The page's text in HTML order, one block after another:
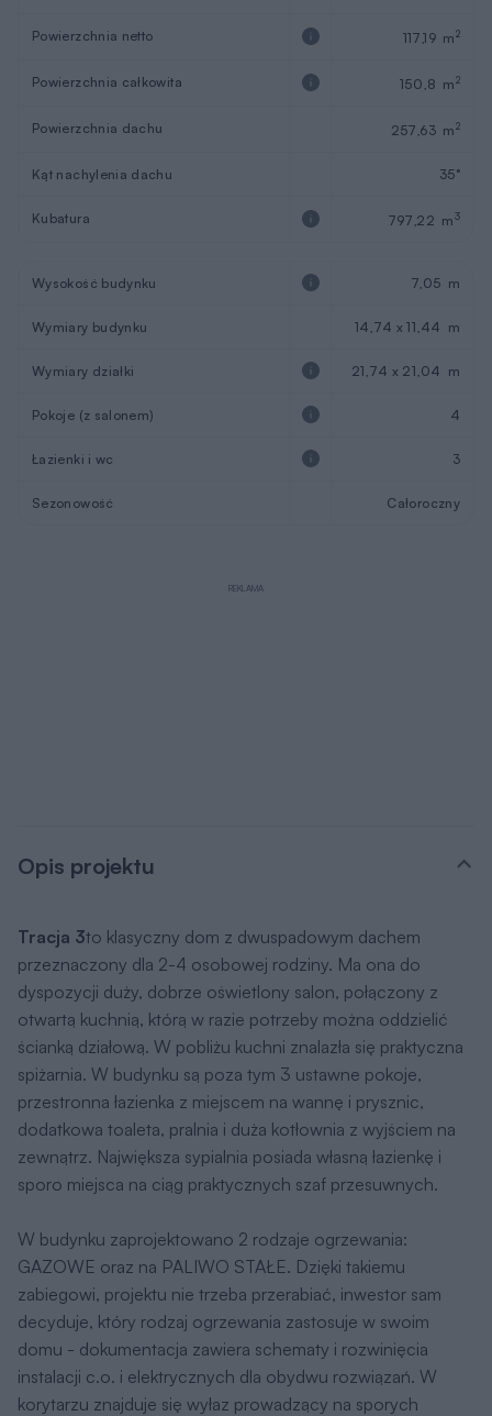
Powierzchnia netto 117,19 m2
Powierzchnia całkowita 150,8 m2
Powierzchnia dachu 257,63 m2
Kąt nachylenia dachu 35°
Kubatura 797,22 m3
Wysokość budynku 7,05 m
Wymiary budynku 14,74 x 11,44 m
Wymiary działki 21,74 x 21,04 m
Pokoje (z salonem) 4
Łazienki i wc 3
Sezonowość Całoroczny
REKLAMA
Opis projektu
Tracja 3to klasyczny dom z dwuspadowym dachem
przeznaczony dla 2-4 osobowej rodziny. Ma ona do
dyspozycji duży, dobrze oświetlony salon, połączony z
otwartą kuchnią, którą w razie potrzeby można oddzielić
ścianką działową. W pobliżu kuchni znalazła się praktyczna
spiżarnia. W budynku są poza tym 3 ustawne pokoje,
przestronna łazienka z miejscem na wannę i prysznic,
dodatkowa toaleta, pralnia i duża kotłownia z wyjściem na
zewnątrz. Największa sypialnia posiada własną łazienkę i
sporo miejsca na ciąg praktycznych szaf przesuwnych.
W budynku zaprojektowano 2 rodzaje ogrzewania:
GAZOWE oraz na PALIWO STAŁE. Dzięki takiemu
zabiegowi, projektu nie trzeba przerabiać, inwestor sam
decyduje, który rodzaj ogrzewania zastosuje w swoim
domu - dokumentacja zawiera schematy i rozwinięcia
instalacji c.o. i elektrycznych dla obydwu rozwiązań. W
korytarzu znajduje się wyłaz prowadzący na sporych